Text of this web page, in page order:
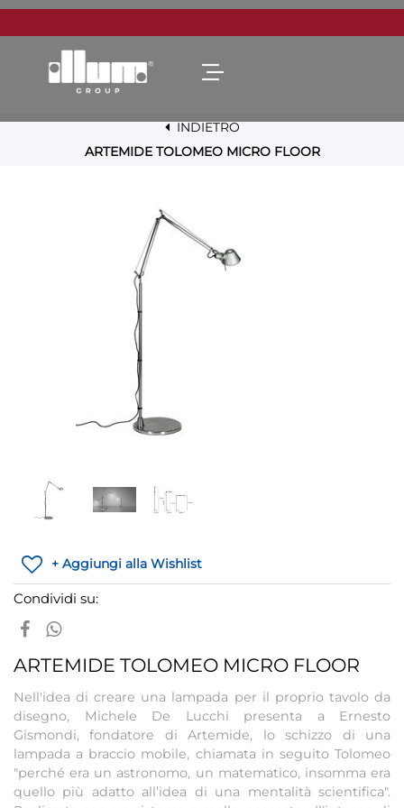
Open menu
INDIETRO
ARTEMIDE TOLOMEO MICRO FLOOR
+ Aggiungi alla Wishlist
Condividi su:
ARTEMIDE TOLOMEO MICRO FLOOR
Nell'idea di creare una lampada per il proprio tavolo da
disegno, Michele De Lucchi presenta a Ernesto
Gismondi, fondatore di Artemide, lo schizzo di una
lampada a braccio mobile, chiamata in seguito Tolomeo
"perché era un astronomo, un matematico, insomma era
quello più adatto all’idea di una mentalità scientifica".